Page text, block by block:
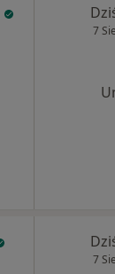
7 Sie
7 Sie